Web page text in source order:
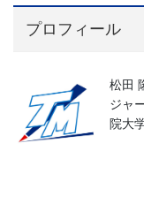
プロフィール
松田
ジャ
院大